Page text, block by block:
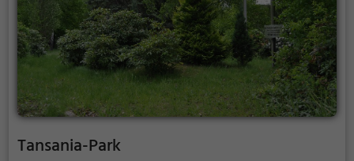
Tansania-Park